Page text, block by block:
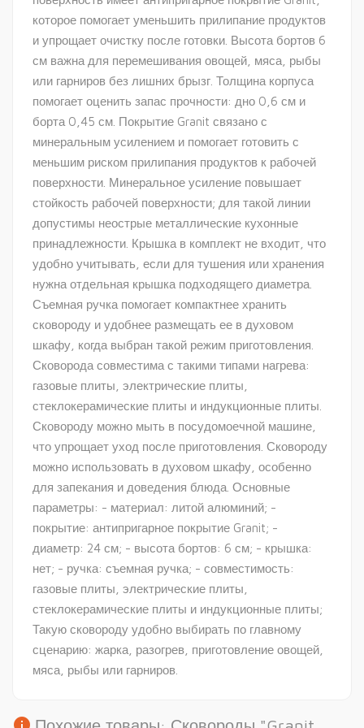
которое помогает уменьшить прилипание продуктов
и упрощает очистку после готовки. Высота бортов 6
см важна для перемешивания овощей, мяса, рыбы
или гарниров без лишних брызг. Толщина корпуса
помогает оценить запас прочности: дно 0,6 см и
борта 0,45 см. Покрытие Granit связано с
минеральным усилением и помогает готовить с
меньшим риском прилипания продуктов к рабочей
поверхности. Минеральное усиление повышает
стойкость рабочей поверхности; для такой линии
допустимы неострые металлические кухонные
принадлежности. Крышка в комплект не входит, что
удобно учитывать, если для тушения или хранения
нужна отдельная крышка подходящего диаметра.
Съемная ручка помогает компактнее хранить
сковороду и удобнее размещать ее в духовом
шкафу, когда выбран такой режим приготовления.
Сковорода совместима с такими типами нагрева:
газовые плиты, электрические плиты,
стеклокерамические плиты и индукционные плиты.
Сковороду можно мыть в посудомоечной машине,
что упрощает уход после приготовления. Сковороду
можно использовать в духовом шкафу, особенно
для запекания и доведения блюда. Основные
параметры: - материал: литой алюминий; -
покрытие: антипригарное покрытие Granit; -
диаметр: 24 см; - высота бортов: 6 см; - крышка:
нет; - ручка: съемная ручка; - совместимость:
газовые плиты, электрические плиты,
стеклокерамические плиты и индукционные плиты;
Такую сковороду удобно выбирать по главному
сценарию: жарка, разогрев, приготовление овощей,
мяса, рыбы или гарниров.